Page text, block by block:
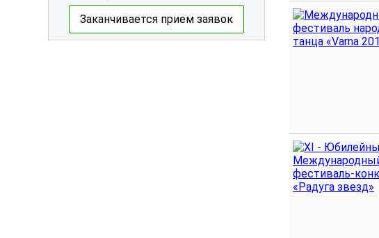
Заканчивается прием заявок